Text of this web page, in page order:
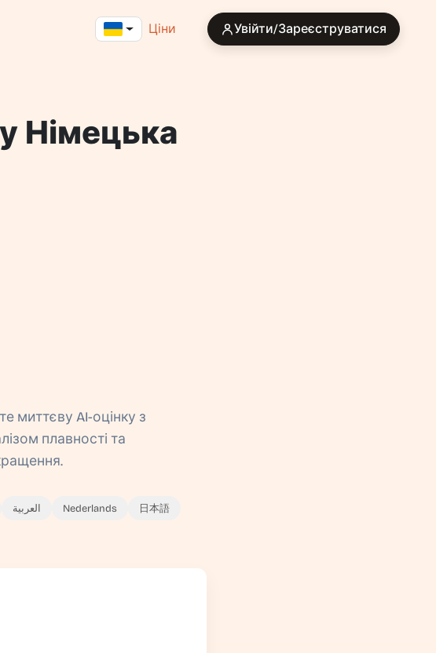
Ціни Увійти/Зареєструватися
Німецька
миттєву AI-оцінку з
плавності та
العربية Nederlands 日本語